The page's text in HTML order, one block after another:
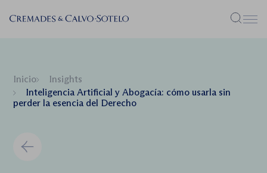
Menú
Inicio
Insights
Inteligencia Artificial y Abogacía: cómo usarla sin
perder la esencia del Derecho